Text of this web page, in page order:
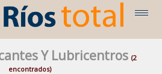
Y Lubricentros (2
encontrados)